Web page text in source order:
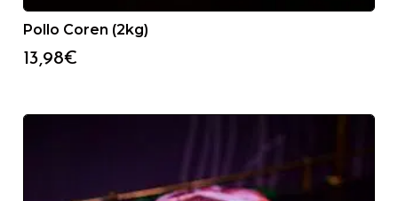
Pollo Coren (2kg)
13,98€